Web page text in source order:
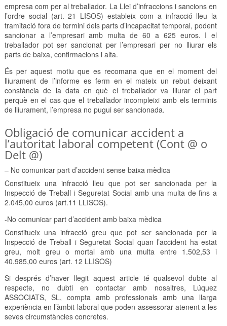
empresa com per al treballador. La Llei d’infraccions i sancions en
l’ordre social (art. 21 LISOS) estableix com a infracció lleu la
tramitació fora de termini dels parts d’incapacitat temporal, podent
sancionar a l’empresari amb multa de 60 a 625 euros. I el
treballador pot ser sancionat per l’empresari per no lliurar els
parts de baixa, confirmacions i alta.
És per aquest motiu que es recomana que en el moment del
lliurament de l’informe es ferm en el mateix un rebut deixant
constància de la data en què el treballador va lliurar el part
perquè en el cas que el treballador incompleixi amb els terminis
de lliurament, l’empresa no pugui ser sancionada.
Obligació de comunicar accident a
l’autoritat laboral competent (Cont @ o
Delt @)
– No comunicar part d’accident sense baixa mèdica
Constitueix una infracció lleu que pot ser sancionada per la
Inspecció de Treball i Seguretat Social amb una multa de fins a
2.045,00 euros (art.11 LLISOS).
-No comunicar part d’accident amb baixa mèdica
Constitueix una infracció greu que pot ser sancionada per la
Inspecció de Treball i Seguretat Social quan l’accident ha estat
greu, molt greu o mortal amb una multa entre 1.502,53 i
40.985,00 euros (art. 12 LLISOS)
Si després d’haver llegit aquest article té qualsevol dubte al
respecte, no dubti en contactar amb nosaltres, Lúquez
ASSOCIATS, SL, compta amb professionals amb una llarga
experiència en l’àmbit laboral que poden assessorar atenent a les
seves circumstàncies concretes.